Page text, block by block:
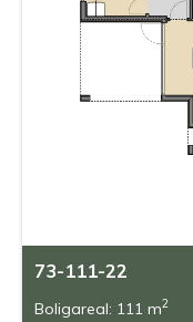
73-111-22
Boligareal: 111 m2